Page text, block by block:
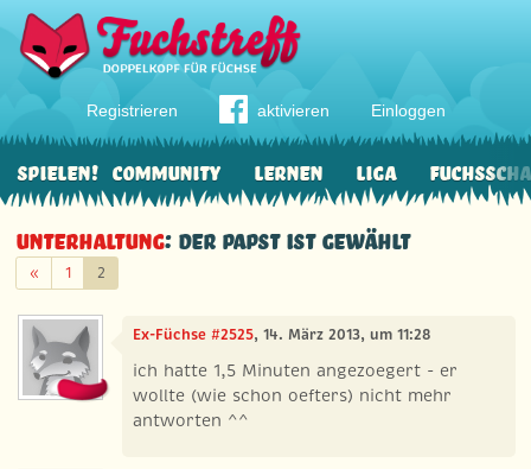
Registrieren aktivieren Einloggen
Community Lernen Liga
Spielen!
Unterhaltung: Der Papst ist gewählt
«Zurück
1 2
Ex-Füchse #2525, 14. März 2013, um 11:28
ich hatte 1,5 Minuten angezoegert - er
wollte (wie schon oefters) nicht mehr
antworten ^^